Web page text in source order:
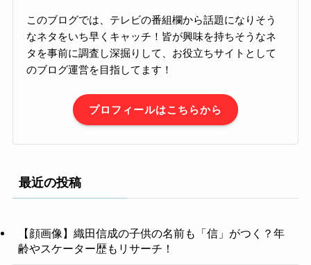
このブログでは、テレビの番組欄から話題になりそう
なネタをいち早くキャッチ！皆が興味を持ちそうなネ
タを事前に調査し深掘りして、お役立ちサイトとして
のブログ運営を目指してます！
プロフィールはこちらから
最近の投稿
【顔画像】織田信成の子供の名前も「信」がつく？年
齢やスケーター歴もリサーチ！